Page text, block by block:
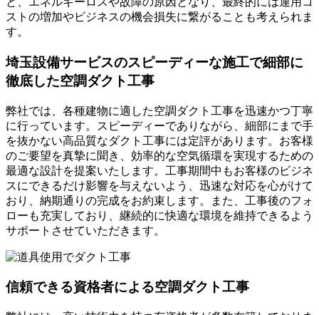
ストの増加やビジネスの機会損失に繋がることも考えられま
す。
埼玉設備サービスのスピーディーな施工で細部に
徹底した空調ダクト工事
弊社では、各種建物に適した空調ダクト工事を迅速かつ丁寧
に行っています。スピーディーでありながら、細部にまで手
を抜かない高品質なダクト工事には定評があります。お客様
のご要望を真摯に聞き、効率的な空気循環を実現するための
最適な設計を提案いたします。工事期間中もお客様のビジネ
スにできるだけ影響を与えないよう、迅速な対応を心がけて
おり、納期通りの完成をお約束します。また、工事後のフォ
ローも充実しており、継続的に快適な環境を維持できるよう
サポートさせていただきます。
信頼できる資格者による空調ダクト工事